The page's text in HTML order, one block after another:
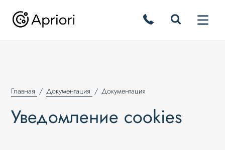
Главная Документация Документация
Уведомление cookies